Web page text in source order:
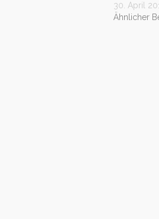
30. April
Ähnlicher